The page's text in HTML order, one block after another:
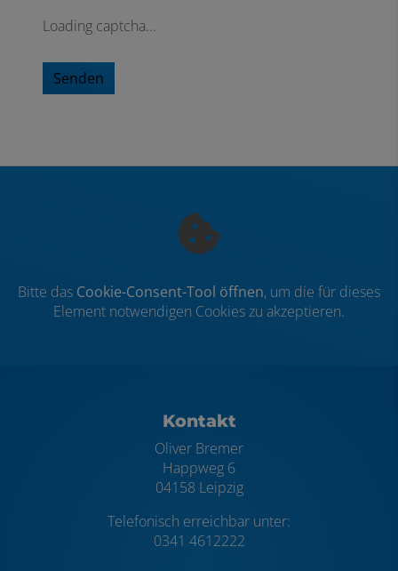
Loading captcha...
Senden
Bitte das Cookie-Consent-Tool öffnen, um die für dieses
Element notwendigen Cookies zu akzeptieren.
Footer - Kontaktdaten und
Kontakt
Oliver Bremer
Happweg 6
04158 Leipzig
Telefonisch erreichbar unter:
0341 4612222